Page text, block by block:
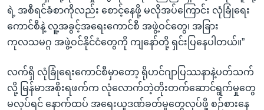
ရဲ့ အစီရင်ခံစာကိုလည်း စောင့်နေဖို့ မလိုအပ်ကြောင်း လုံခြုံရေး
ကောင်စီနဲ့ လူ့အခွင့်အရေးကောင်စီ အဖွဲ့ဝင်တွေ၊ အခြား
ကုလသမဂ္ဂ အဖွဲ့ဝင်နိုင်ငံတွေကို ကျနော်တို့ ရှင်းပြနေပါတယ်။”
လက်ရှိ လုံခြုံရေးကောင်စီမှာတော့ ရိုဟင်ဂျာပြဿနာနဲ့ပတ်သက်
လို့ မြန်မာအစိုးရဖက်က လုံလောက်တဲ့တိုးတက်ဆောင်ရွက်မှုတွေ
မလုပ်ရင် နောက်ထပ် အရေးယူဒဏ်ခတ်မှုတွေလုပ်ဖို့ စဉ်စားနေ